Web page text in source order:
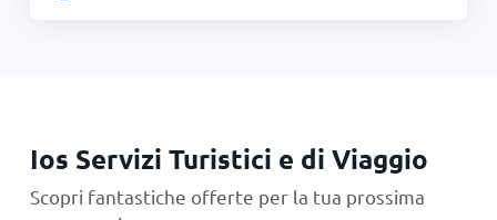
Ios Servizi Turistici e di Viaggio
Scopri fantastiche offerte per la tua prossima